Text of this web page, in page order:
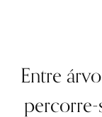
Entre
percorre-